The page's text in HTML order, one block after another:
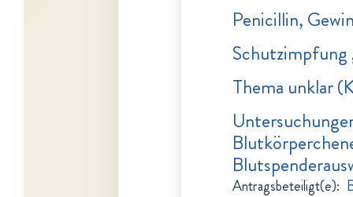
Penicillin,
Schutzimpfung
Thema unklar
Antragsbeteiligt(e):